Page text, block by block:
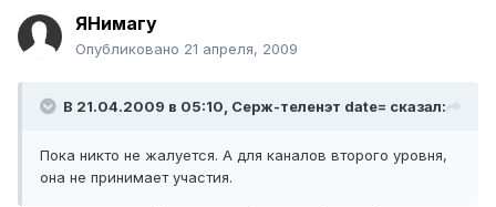
ЯНимагу
Опубликовано 21 апреля, 2009
В 21.04.2009 в 05:10, Серж-теленэт date= сказал:
Пока никто не жалуется. А для каналов второго уровня,
она не принимает участия.